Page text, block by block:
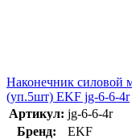
Наконечник
(уп.5шт) EKF jg-6-6-4r
Артикул: jg-6-6-4r
Бренд:
EKF